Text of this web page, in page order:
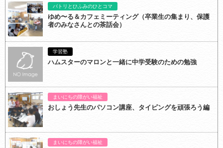
パトリとひふみのひとコマ
ゆめ〜る＆カフェミーティング（卒業生の集まり、保護
者のみなさんとの茶話会）
学習塾
ハムスターのマロンと一緒に中学受験のための勉強
まいにちの障がい福祉
おしょう先生のパソコン講座、タイピングを頑張ろう編
まいにちの障がい福祉